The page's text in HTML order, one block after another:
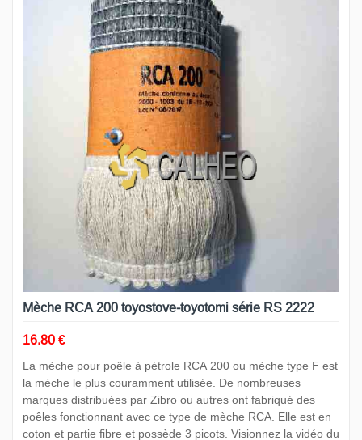
Mèche RCA 200 toyostove-toyotomi série RS 2222
16.80 €
La mèche pour poêle à pétrole RCA 200 ou mèche type F est
la mèche le plus couramment utilisée. De nombreuses
marques distribuées par Zibro ou autres ont fabriqué des
poêles fonctionnant avec ce type de mèche RCA. Elle est en
coton et partie fibre et possède 3 picots. Visionnez la vidéo du